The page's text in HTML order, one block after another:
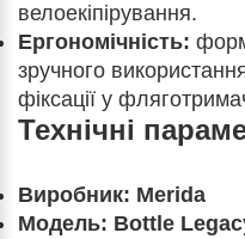
велоекіпірування.
Ергономічність:
зручного
фіксації у
Технічні
Виробник: Merida
Модель: Bottle